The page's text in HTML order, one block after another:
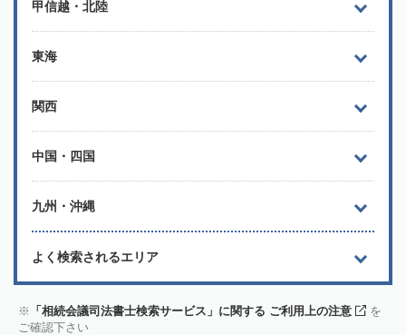
甲信越・北陸
東海
関西
中国・四国
九州・沖縄
よく検索されるエリア
「相続会議司法書士検索サービス」に関する ご利用上の注意
を
ご確認下さい